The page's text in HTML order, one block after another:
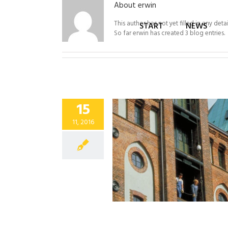
START NEWS
About erwin
This author has not yet filled in any
So far erwin has created 3 blog entries.
15
11, 2016